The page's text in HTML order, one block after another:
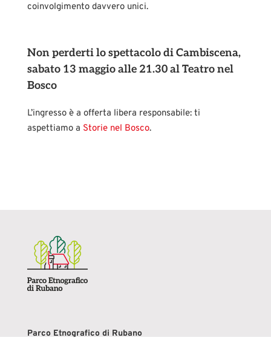
coinvolgimento davvero unici.
Non perderti lo spettacolo di Cambiscena,
sabato 13 maggio alle 21.30 al Teatro nel
Bosco
L’ingresso è a offerta libera responsabile: ti
aspettiamo a Storie nel Bosco.
Parco Etnografico di Rubano